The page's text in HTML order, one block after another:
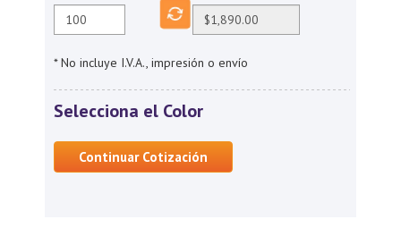
* No incluye I.V.A., impresión o envío
Selecciona el Color
Continuar Cotización